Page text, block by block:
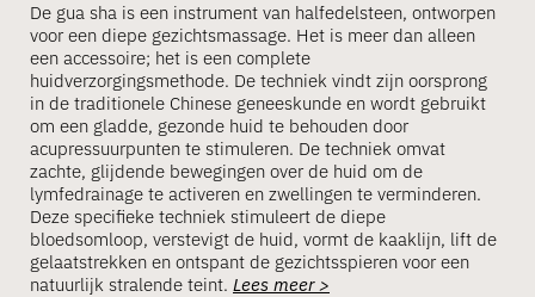
De gua sha is een instrument van halfedelsteen, ontworpen
voor een diepe gezichtsmassage. Het is meer dan alleen
een accessoire; het is een complete
huidverzorgingsmethode. De techniek vindt zijn oorsprong
in de traditionele Chinese geneeskunde en wordt gebruikt
om een ​​gladde, gezonde huid te behouden door
acupressuurpunten te stimuleren. De techniek omvat
zachte, glijdende bewegingen over de huid om de
lymfedrainage te activeren en zwellingen te verminderen.
Deze specifieke techniek stimuleert de diepe
bloedsomloop, verstevigt de huid, vormt de kaaklijn, lift de
gelaatstrekken en ontspant de gezichtsspieren voor een
natuurlijk stralende teint. Lees meer >